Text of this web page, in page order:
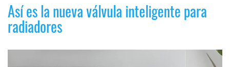
Así es la nueva válvula inteligente para
radiadores